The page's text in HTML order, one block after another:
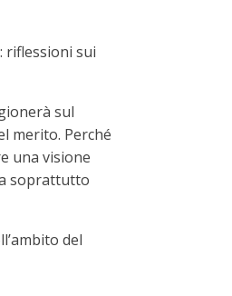
riflessioni sui
sul
merito. Perché
una visione
soprattutto
del